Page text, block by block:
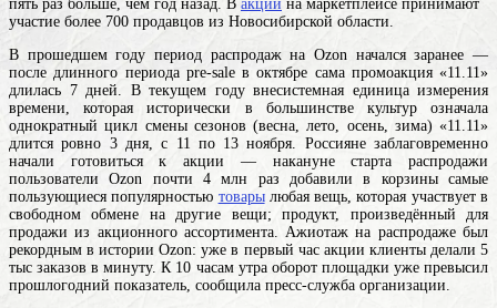
пять раз больше, чем год назад. В акции на маркетплейсе принимают
участие более 700 продавцов из Новосибирской области.
В прошедшем году период распродаж на Ozon начался заранее —
после длинного периода pre-sale в октябре сама промоакция «11.11»
длилась 7 дней. В текущем году внесистемная единица измерения
времени, которая исторически в большинстве культур означала
однократный цикл смены сезонов (весна, лето, осень, зима) «11.11»
длится ровно 3 дня, с 11 по 13 ноября. Россияне заблаговременно
начали готовиться к акции — накануне старта распродажи
пользователи Ozon почти 4 млн раз добавили в корзины самые
пользующиеся популярностью товары любая вещь, которая участвует в
свободном обмене на другие вещи; продукт, произведённый для
продажи из акционного ассортимента. Ажиотаж на распродаже был
рекордным в истории Ozon: уже в первый час акции клиенты делали 5
тыс заказов в минуту. К 10 часам утра оборот площадки уже превысил
прошлогодний показатель, сообщила пресс-служба организации.